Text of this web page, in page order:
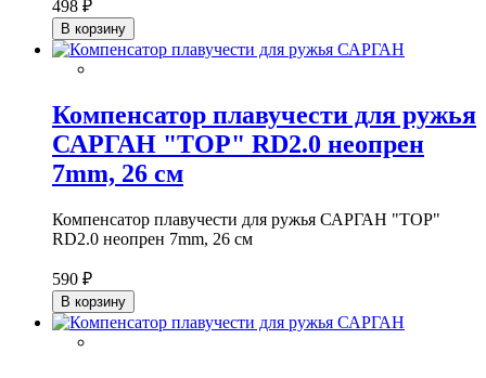
498 ₽
В корзину
Компенсатор плавучести для ружья
САРГАН "ТОР" RD2.0 неопрен
7mm, 26 см
Компенсатор плавучести для ружья САРГАН "ТОР"
RD2.0 неопрен 7mm, 26 см
590 ₽
В корзину